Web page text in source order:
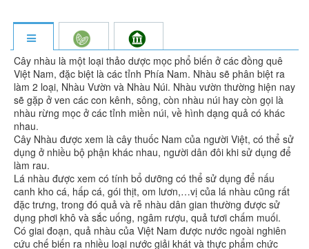
Cây nhàu là một loại thảo dược mọc phổ biến ở các đồng quê
Việt Nam, đặc biệt là các tỉnh Phía Nam. Nhàu sẽ phân biệt ra
làm 2 loại, Nhàu Vườn và Nhàu Núi. Nhàu vườn thường hiện nay
sẽ gặp ở ven các con kênh, sông, còn nhàu núi hay còn gọi là
nhàu rừng mọc ở các tỉnh miền núi, về hình dạng quả có khác
nhau.
Cây Nhàu được xem là cây thuốc Nam của người Việt, có thể sử
dụng ở nhiều bộ phận khác nhau, người dân đôi khi sử dụng để
làm rau.
Lá nhàu được xem có tính bổ dưỡng có thể sử dụng để nấu
canh kho cá, hấp cá, gói thịt, om lươn,…vị của lá nhàu cũng rất
đặc trưng, trong đó quả và rễ nhàu dân gian thường được sử
dụng phơi khô và sắc uống, ngâm rượu, quả tươi chấm muối.
Có giai đoạn, quả nhàu của Việt Nam được nước ngoài nghiên
cứu chế biến ra nhiều loại nước giải khát và thực phẩm chức